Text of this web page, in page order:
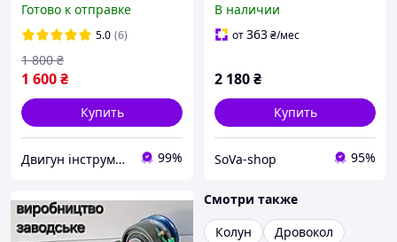
верстатів і точила L130+
Готово к отправке
5.0 (6)
1 600₴
1 800 ₴
Купить
Двигун інструмент 99%
В наличии
от363₴/мес
2 180₴
Купить
SoVa-shop 95%
Смотри также
Колун
Дровокол